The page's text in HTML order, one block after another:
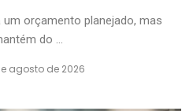
orçamento planejado, mas
do ...
agosto de 2026